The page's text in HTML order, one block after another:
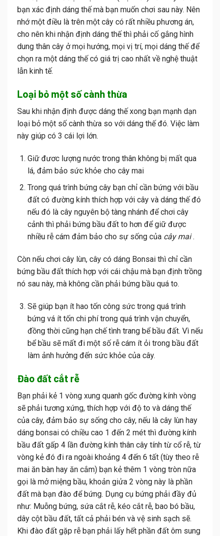
bạn xác định dáng thế mà bạn muốn chơi sau này. Nên
nhớ một điều là trên một cây có rất nhiều phương án,
cho nên khi nhận định dáng thế thì phải cố gắng hình
dung thân cây ở mọi hướng, mọi vị trí, mọi dáng thế để
chọn ra một dáng thế có giá trị cao nhất về nghệ thuật
lẫn kinh tế.
Loại bỏ một số cành thừa
Sau khi nhận định được dáng thế xong bạn mạnh dạn
loại bỏ một số cành thừa so với dáng thế đó. Việc làm
này giúp có 3 cái lợi lớn.
Giữ đươc lượng nước trong thân không bị mất qua
lá, đảm bảo sức khỏe cho cây mai
Trong quá trình bứng cây bạn chỉ cần bứng với bầu
đất có đường kính thích hợp với cây và dáng thế đó
nếu đó là cây nguyên bộ tàng nhánh để chơi cây
cảnh thì phải bứng bầu đất to hơn để giữ được
nhiều rễ cám đảm bảo cho sự sống của cây mai.
Còn nếu chơi cây lùn, cây có dáng Bonsai thì chỉ cần
bứng bầu đất thích hợp với cái chậu mà bạn định trồng
nó sau này, mà không cần phải bứng bầu quá to.
Sẽ giúp bạn ít hao tốn công sức trong quá trình
bứng vá ít tốn chi phí trong quá trình vận chuyển,
đồng thời cũng hạn chế tình trang bể bầu đất. Vì nếu
bể bầu sẽ mất đi một số rễ cám ít ỏi trong bầu đất
làm ảnh hưởng đến sức khỏe của cây.
Đào đất cắt rễ
Bạn phải kẻ 1 vòng xung quanh gốc đường kính vòng
sẽ phải tương xứng, thích hợp với độ to và dáng thế
của cây, đảm bảo sự sống cho cây, nếu là cây lùn hay
dáng bonsai có chiều cao 1 đến 2 mét thì đường kính
bầu đất gấp 4 lần đường kính thân cây tính từ cổ rễ, từ
vòng kẻ đó đi ra ngoài khoảng 4 đến 6 tất (tùy theo rễ
mai ăn bàn hay ăn cắm) bạn kẻ thêm 1 vòng tròn nữa
gọi là mở miệng bầu, khoản giửa 2 vòng này là phần
đất mà bạn đào để bứng. Dụng cụ bứng phải đầy đủ
như: Muỗng bứng, sứa cắt rễ, kéo cắt rễ, bao bó bầu,
dây cột bầu đất, tất cả phải bén và vệ sinh sạch sẽ.
Khi đào đất gặp rễ bạn phải lấy hết phần đất ôm sung